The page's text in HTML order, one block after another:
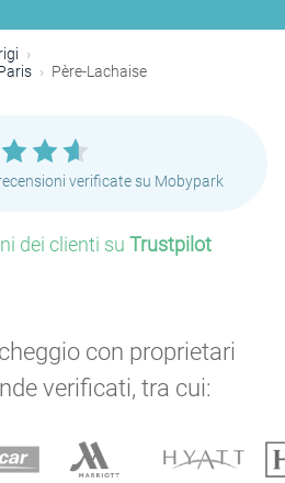
Père-Lachaise
verificate su Mobypark
dei clienti su Trustpilot
con proprietari
verificati, tra cui: